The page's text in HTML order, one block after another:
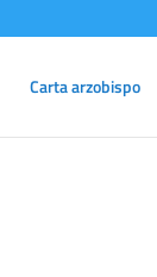
Carta arzobispo